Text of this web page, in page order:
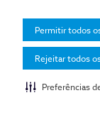
Permitir todos
Rejeitar todos
Preferências